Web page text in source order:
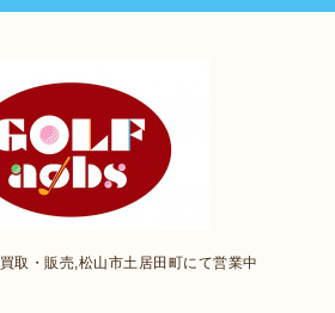
取・販売,松山市土居田町にて営業中